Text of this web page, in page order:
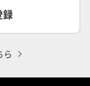
録
ら